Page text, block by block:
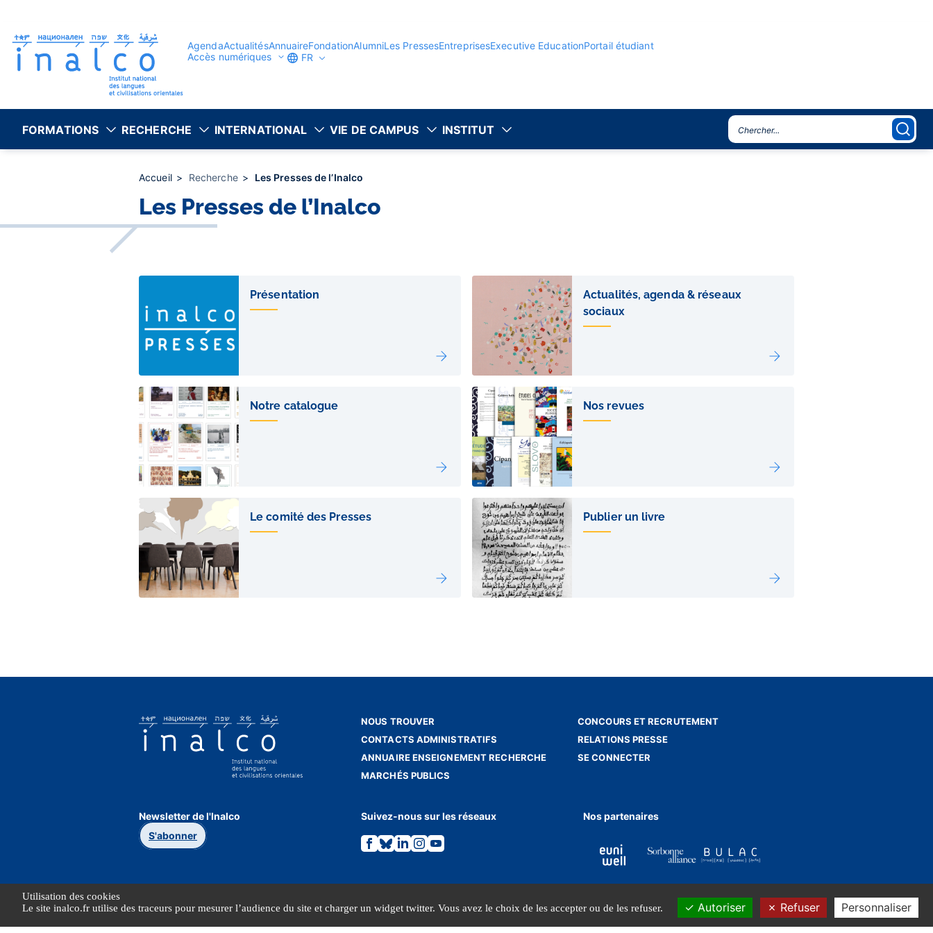
Utilisation des cookies
Le site inalco.fr utilise des traceurs pour mesurer l’audience du site et charger un widget twitter. Vous avez le choix de les accepter ou de les refuser.
Autoriser Refuser Personnaliser
principal
AgendaActualitésAnnuaireFondationAlumniLes PressesEntreprisesExecutive EducationPortail étudiant
Accès numériques
FR
FORMATIONS RECHERCHE INTERNATIONAL VIE DE CAMPUS INSTITUT
Accueil Recherche Les Presses de l’Inalco
Les Presses de l’Inalco
Liens
sous-
pages
Présentation
Actualités, agenda & réseaux
sociaux
Notre catalogue Nos revues
Le comité des Presses Publier un livre
NOUS TROUVER
CONTACTS ADMINISTRATIFS
ANNUAIRE ENSEIGNEMENT RECHERCHE
MARCHÉS PUBLICS
CONCOURS ET RECRUTEMENT
RELATIONS PRESSE
SE CONNECTER
Newsletter de l'Inalco
S'abonner
Suivez-nous sur les réseaux
Lien
vers
Facebook.
Lien
vers
Bluesky.
Lien
vers
Linkedin.
Lien
vers
Instagram.
Lien
vers
Youtube.
Nos partenaires
MENTIONS LÉGALESDONNÉES PERSONNELLES